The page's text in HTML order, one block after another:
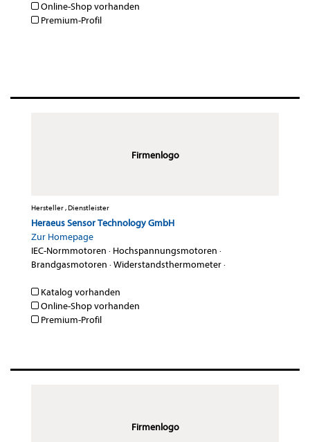
Online-Shop vorhanden
Premium-Profil
Firmenlogo
Hersteller , Dienstleister
Heraeus Sensor Technology GmbH
Zur Homepage
IEC-Normmotoren · Hochspannungsmotoren ·
Brandgasmotoren ·Widerstandsthermometer·
Katalog vorhanden
Online-Shop vorhanden
Premium-Profil
Firmenlogo